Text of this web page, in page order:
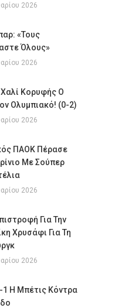
2026
«Τους
Όλους»
2026
Κορυφής Ο
Ολυμπιακό! (0-2)
2026
ΠΑΟΚ Πέρασε
Με Σούπερ
2026
Για Την
Χρυσάφι Για Τη
2026
1 Η Μπέτις Κόντρα